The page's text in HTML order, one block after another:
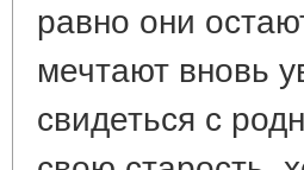
равно они
мечтают вновь
свидеться с